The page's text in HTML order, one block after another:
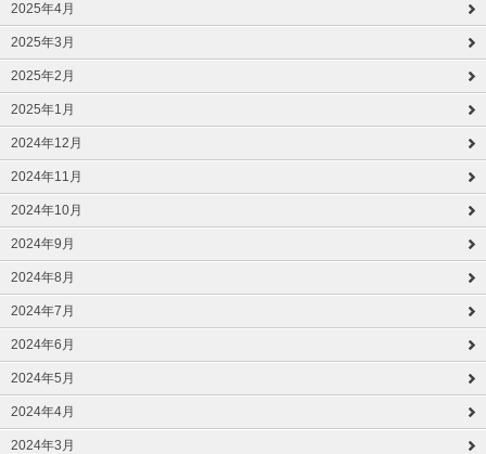
2025年4月
2025年3月
2025年2月
2025年1月
2024年12月
2024年11月
2024年10月
2024年9月
2024年8月
2024年7月
2024年6月
2024年5月
2024年4月
2024年3月